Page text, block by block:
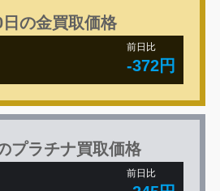
の金買取価格
前日比
-372円
プラチナ買取価格
前日比